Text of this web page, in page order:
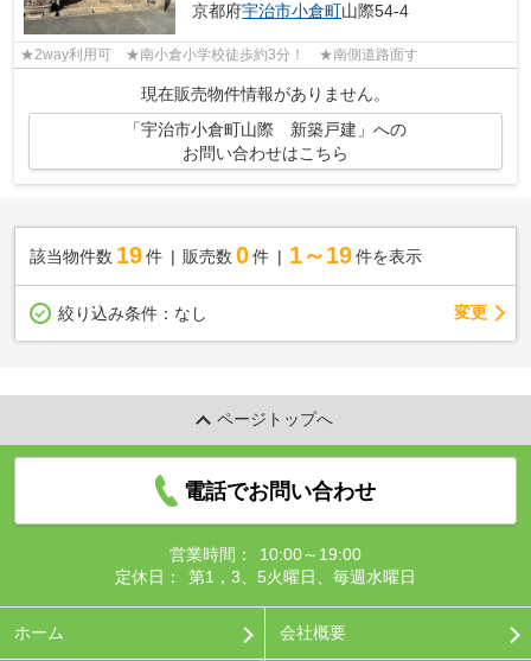
京都府宇治市小倉町山際54-4
★2way利用可 ★南小倉小学校徒歩約3分！ ★南側道路面す
現在販売物件情報がありません。
「宇治市小倉町山際 新築戸建」への
お問い合わせはこちら
該当物件数 19件 販売数 0 件 1～19 件を表示
絞り込み条件： なし 変更
ページトップへ
電話でお問い合わせ
営業時間：
10:00～19:00
定休日：
第1，3、5火曜日、毎週水曜日
ホーム 会社概要